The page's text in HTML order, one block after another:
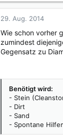
a
i
o
n
e
29. Aug. 2014
Wie schon vorher
zumindest
Gegensatz zu
Benötigt wird:
- Stein
- Dirt
- Sand
- Spontane